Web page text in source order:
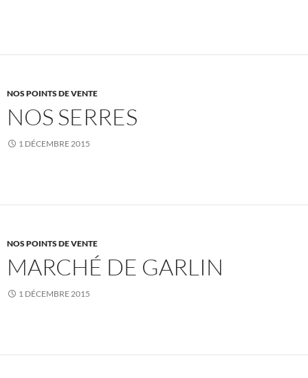
NOS POINTS DE VENTE
NOS SERRES
1 DÉCEMBRE 2015
NOS POINTS DE VENTE
MARCHÉ DE GARLIN
1 DÉCEMBRE 2015